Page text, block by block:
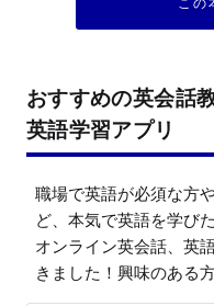
おすすめの英会話
英語学習アプリ
職場で英語が必須な方
ど、本気で英語を学び
オンライン英会話、英
きました！興味のある